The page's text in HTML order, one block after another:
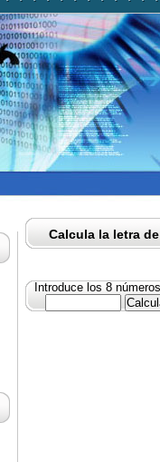
Calcula la letra
Introduce los 8